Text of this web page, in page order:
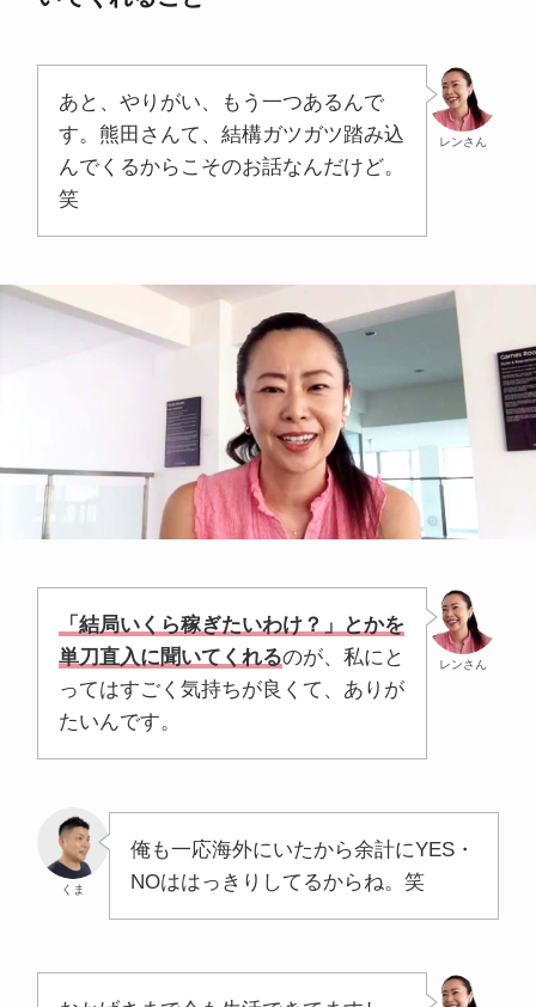
レンさん
あと、やりがい、もう一つあるんで
す。熊田さんて、結構ガツガツ踏み込
んでくるからこそのお話なんだけど。
笑
レンさん
「結局いくら稼ぎたいわけ？」とかを
単刀直入に聞いてくれるのが、私にと
ってはすごく気持ちが良くて、ありが
たいんです。
くま
俺も一応海外にいたから余計にYES・
NOははっきりしてるからね。笑